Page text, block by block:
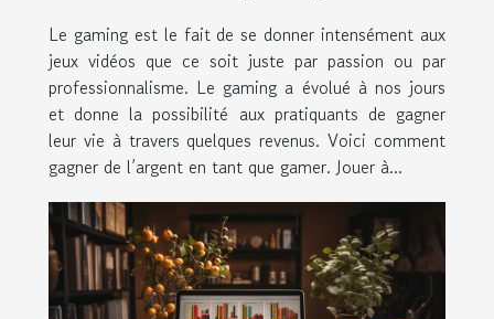
Le gaming est le fait de se donner intensément aux
jeux vidéos que ce soit juste par passion ou par
professionnalisme. Le gaming a évolué à nos jours
et donne la possibilité aux pratiquants de gagner
leur vie à travers quelques revenus. Voici comment
gagner de l’argent en tant que gamer. Jouer à...